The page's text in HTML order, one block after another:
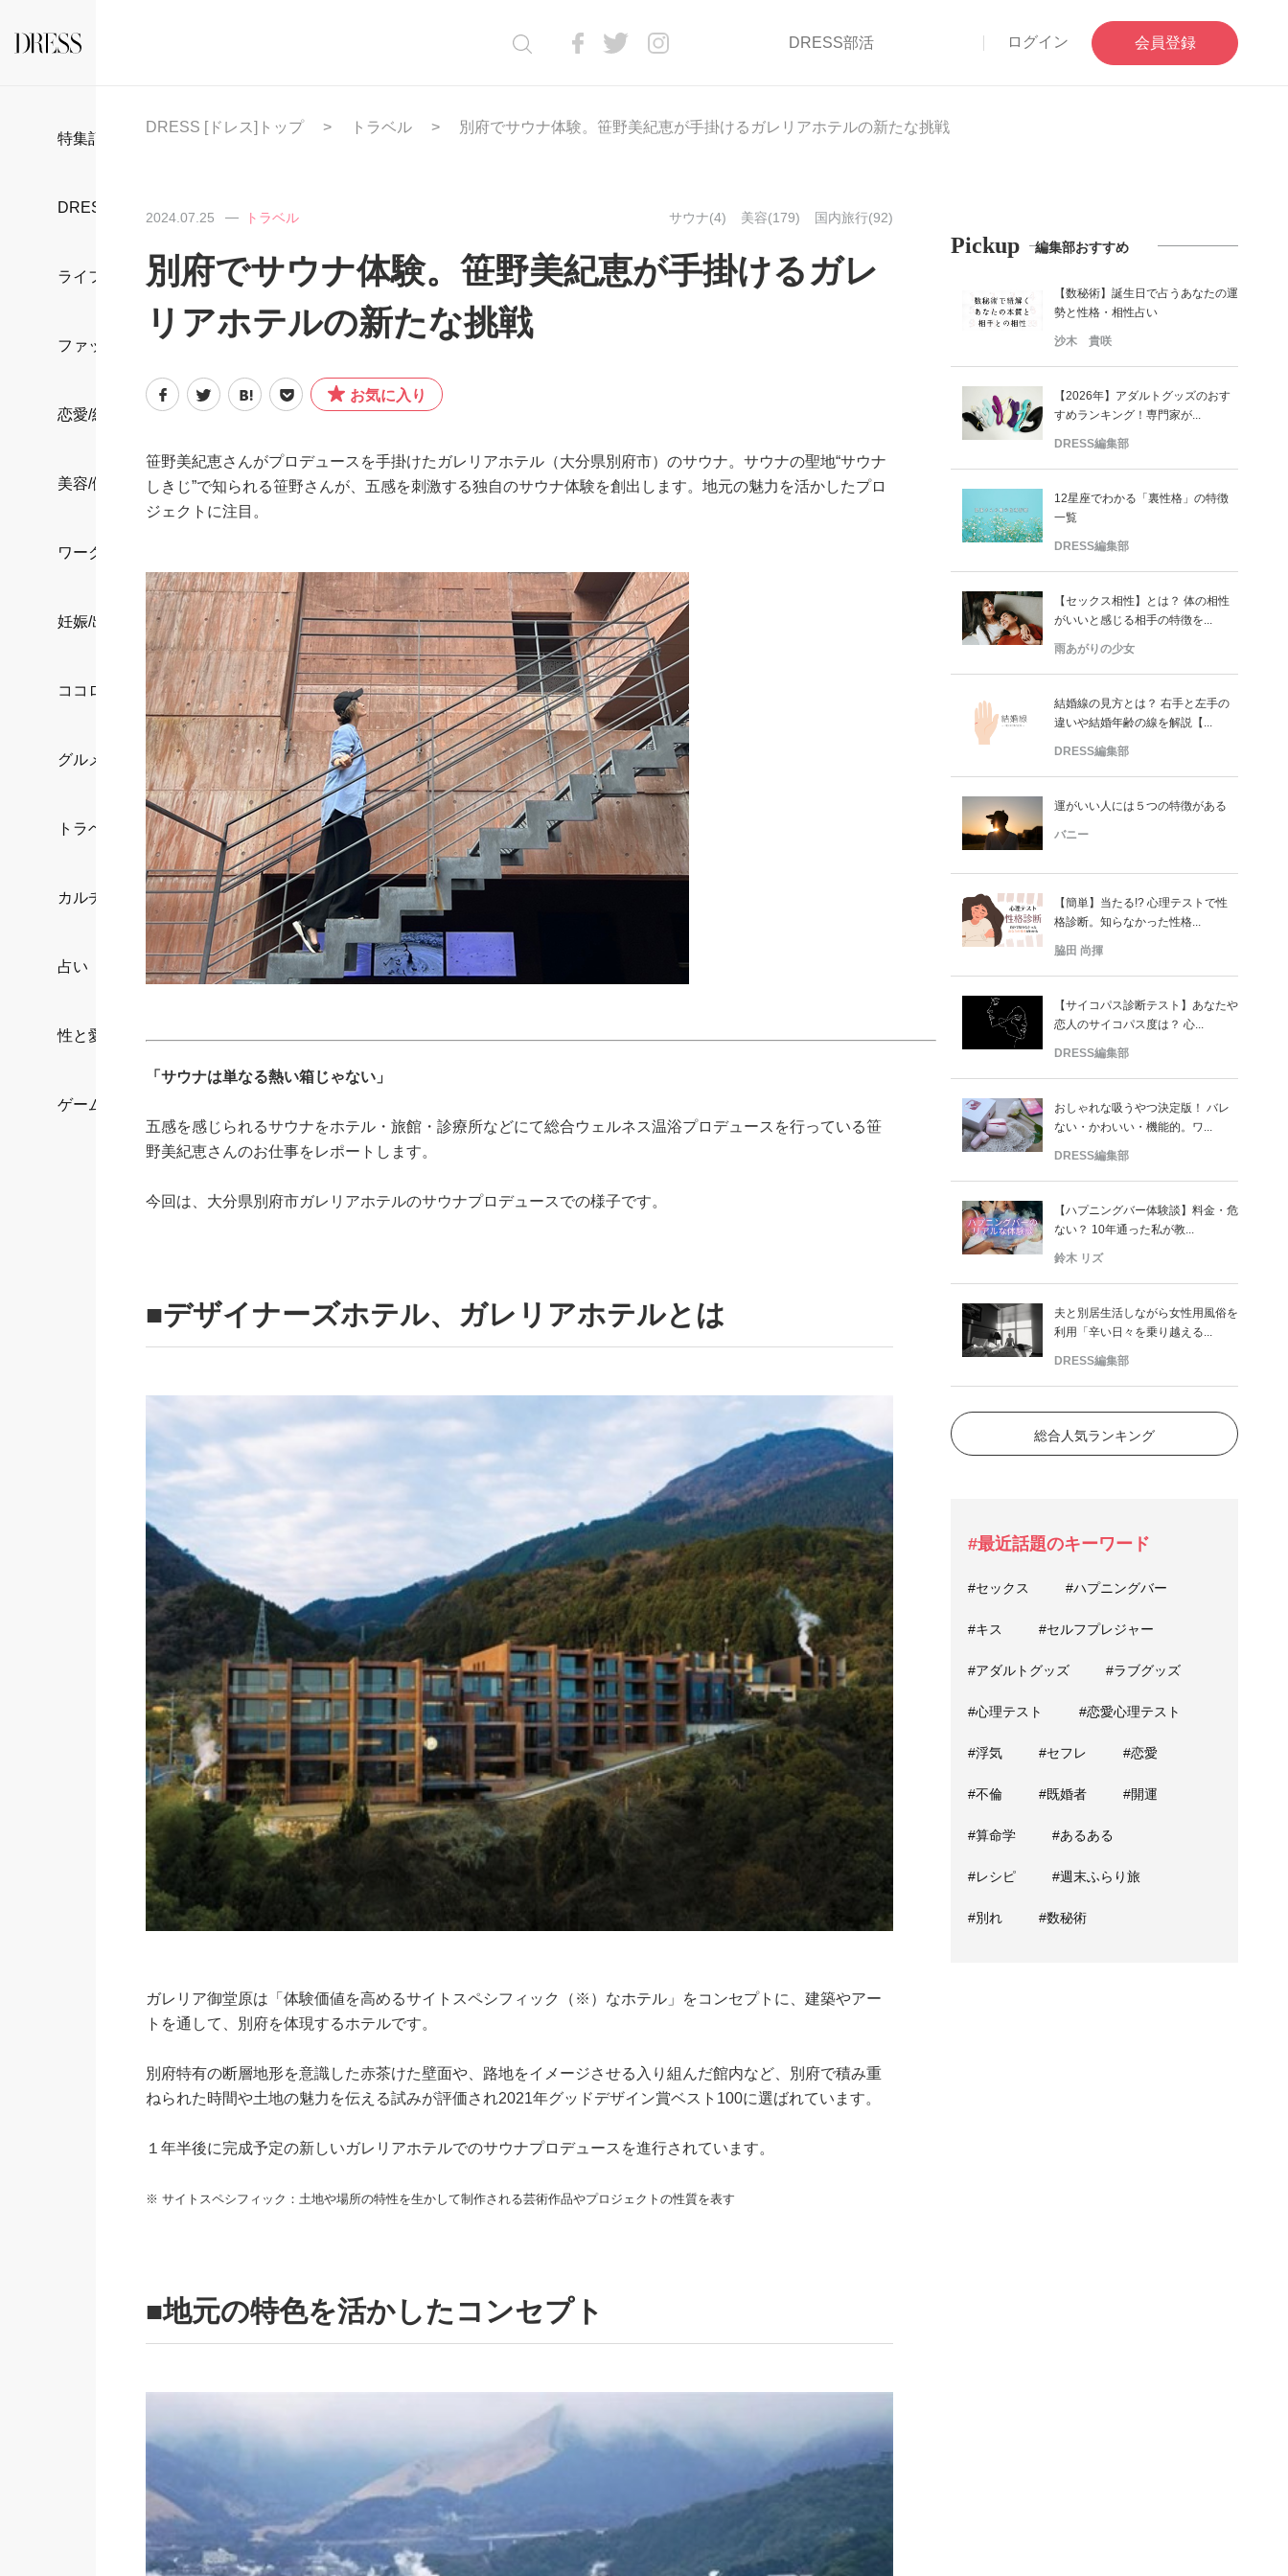
DRESS部活 ログイン 会員登録
特集記事
DRESS部活
ライフスタイル
ファッション
恋愛/結婚/離婚
美容/健康
ワークスタイル
妊娠/出産/家族
ココロ/カラダ
グルメ
トラベル
カルチャー/エンタメ
占い
性と愛
ゲーム
DRESS [ドレス]トップ トラベル 別府でサウナ体験。笹野美紀恵が手掛けるガレリアホテルの新たな挑戦
2024.07.25 トラベル サウナ(4) 美容(179) 国内旅行(92)
別府でサウナ体験。笹野美紀恵が手掛けるガレ
リアホテルの新たな挑戦
お気に入り
笹野美紀恵さんがプロデュースを手掛けたガレリアホテル（大分県別府市）のサウナ。サウナの聖地“サウナ
しきじ”で知られる笹野さんが、五感を刺激する独自のサウナ体験を創出します。地元の魅力を活かしたプロ
ジェクトに注目。
「サウナは単なる熱い箱じゃない」
五感を感じられるサウナをホテル・旅館・診療所などにて総合ウェルネス温浴プロデュースを行っている笹
野美紀恵さんのお仕事をレポートします。
今回は、大分県別府市ガレリアホテルのサウナプロデュースでの様子です。
■デザイナーズホテル、ガレリアホテルとは
ガレリア御堂原は「体験価値を高めるサイトスペシフィック（※）なホテル」をコンセプトに、建築やアー
トを通して、別府を体現するホテルです。
別府特有の断層地形を意識した赤茶けた壁面や、路地をイメージさせる入り組んだ館内など、別府で積み重
ねられた時間や土地の魅力を伝える試みが評価され2021年グッドデザイン賞ベスト100に選ばれています。
１年半後に完成予定の新しいガレリアホテルでのサウナプロデュースを進行されています。
※ サイトスペシフィック：土地や場所の特性を生かして制作される芸術作品やプロジェクトの性質を表す
■地元の特色を活かしたコンセプト
Pickup 編集部おすすめ
【数秘術】誕生日で占うあなたの運
勢と性格・相性占い
沙木 貴咲
【2026年】アダルトグッズのおす
すめランキング！専門家が...
DRESS編集部
12星座でわかる「裏性格」の特徴
一覧
DRESS編集部
【セックス相性】とは？ 体の相性
がいいと感じる相手の特徴を...
雨あがりの少女
結婚線の見方とは？ 右手と左手の
違いや結婚年齢の線を解説【...
DRESS編集部
運がいい人には５つの特徴がある
バニー
【簡単】当たる!? 心理テストで性
格診断。知らなかった性格...
脇田 尚揮
【サイコパス診断テスト】あなたや
恋人のサイコパス度は？ 心...
DRESS編集部
おしゃれな吸うやつ決定版！ バレ
ない・かわいい・機能的。ワ...
DRESS編集部
【ハプニングバー体験談】料金・危
ない？ 10年通った私が教...
鈴木 リズ
夫と別居生活しながら女性用風俗を
利用「辛い日々を乗り越える...
DRESS編集部
総合人気ランキング
#最近話題のキーワード
#セックス #ハプニングバー
#キス #セルフプレジャー
#アダルトグッズ #ラブグッズ
#心理テスト #恋愛心理テスト
#浮気 #セフレ #恋愛
#不倫 #既婚者 #開運
#算命学 #あるある
#レシピ #週末ふらり旅
#別れ #数秘術